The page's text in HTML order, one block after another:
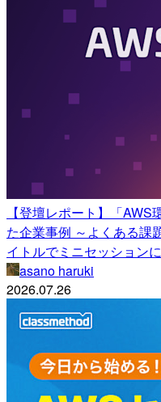
【登壇レポート】「
た企業事例 ～よくある課
イトルでミニセッション
asano haruki
2026.07.26